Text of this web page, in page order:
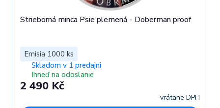
Strieborná minca Psie plemená - Doberman proof
Emisia 1000 ks
Skladom v 1 predajni
Ihneď na odoslanie
2 490 Kč
vrátane DPH